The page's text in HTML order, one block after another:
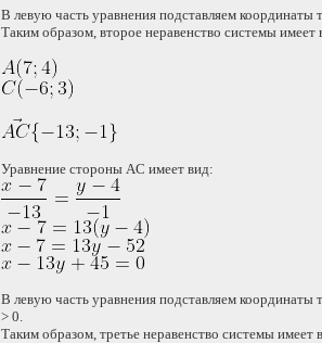
В левую часть уравнения подставляем
Таким образом, второе неравенство системы
Уравнение стороны AC имеет вид:
В левую часть уравнения подставляем
> 0.
Таким образом, третье неравенство системы имеет